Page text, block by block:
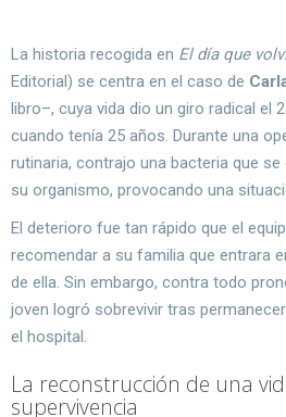
La historia recogida en El día que
Editorial) se centra en el caso de
libro–, cuya vida dio un giro radical el
cuando tenía 25 años. Durante una
rutinaria, contrajo una bacteria que
su organismo, provocando una
El deterioro fue tan rápido que el
recomendar a su familia que entrara
de ella. Sin embargo, contra todo
joven logró sobrevivir tras
el hospital.
La reconstrucción de una
supervivencia